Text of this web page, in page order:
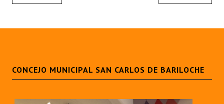
CONCEJO MUNICIPAL SAN CARLOS DE BARILOCHE